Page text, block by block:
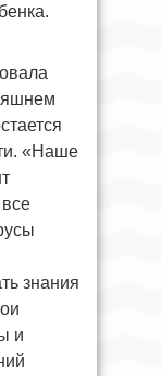
«Наше
знания
и